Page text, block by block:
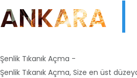
ANKARA
Şenlik Tıkanık Açma -
Şenlik Tıkanık Açma, Size en üst